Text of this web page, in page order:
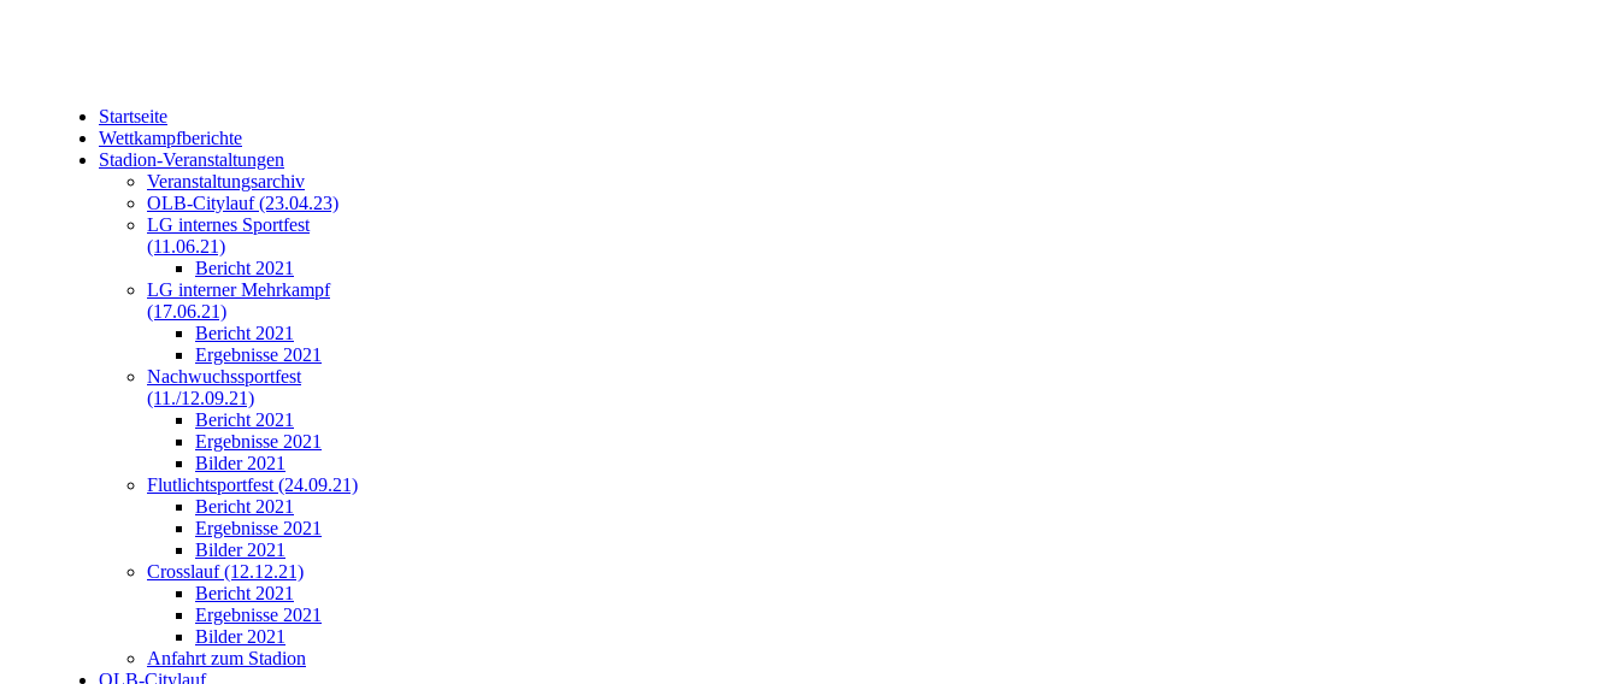
Startseite
Wettkampfberichte
Stadion-Veranstaltungen
Veranstaltungsarchiv
OLB-Citylauf (23.04.23)
LG internes Sportfest
(11.06.21)
Bericht 2021
LG interner Mehrkampf
(17.06.21)
Bericht 2021
Ergebnisse 2021
Nachwuchssportfest
(11./12.09.21)
Bericht 2021
Ergebnisse 2021
Bilder 2021
Flutlichtsportfest (24.09.21)
Bericht 2021
Ergebnisse 2021
Bilder 2021
Crosslauf (12.12.21)
Bericht 2021
Ergebnisse 2021
Bilder 2021
Anfahrt zum Stadion
OLB-Citylauf